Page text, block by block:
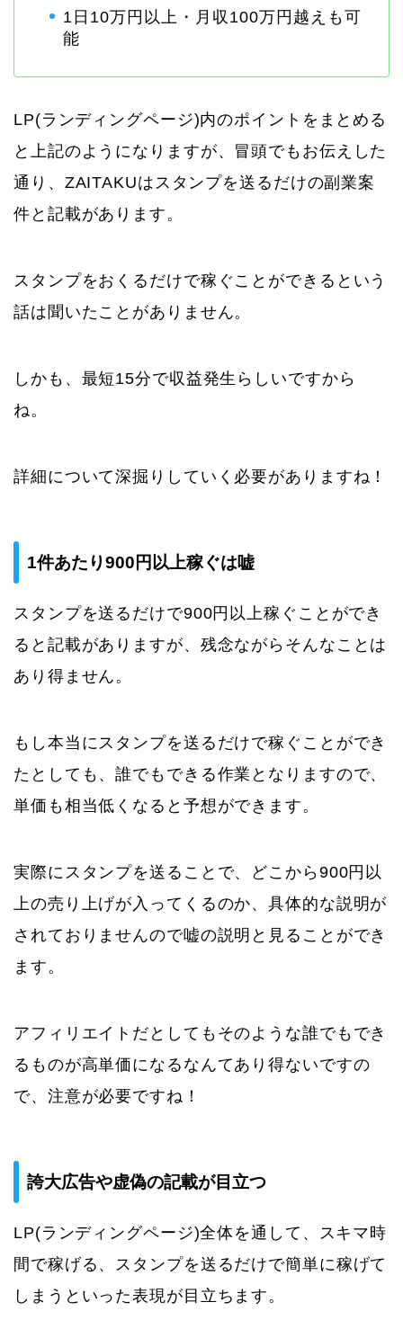
1日10万円以上・月収100万円越えも可
能
LP(ランディングページ)内のポイントをまとめる
と上記のようになりますが、冒頭でもお伝えした
通り、ZAITAKUはスタンプを送るだけの副業案
件と記載があります。
スタンプをおくるだけで稼ぐことができるという
話は聞いたことがありません。
しかも、最短15分で収益発生らしいですから
ね。
詳細について深掘りしていく必要がありますね！
1件あたり900円以上稼ぐは嘘
スタンプを送るだけで900円以上稼ぐことができ
ると記載がありますが、残念ながらそんなことは
あり得ません。
もし本当にスタンプを送るだけで稼ぐことができ
たとしても、誰でもできる作業となりますので、
単価も相当低くなると予想ができます。
実際にスタンプを送ることで、どこから900円以
上の売り上げが入ってくるのか、具体的な説明が
されておりませんので嘘の説明と見ることができ
ます。
アフィリエイトだとしてもそのような誰でもでき
るものが高単価になるなんてあり得ないですの
で、注意が必要ですね！
誇大広告や虚偽の記載が目立つ
LP(ランディングページ)全体を通して、スキマ時
間で稼げる、スタンプを送るだけで簡単に稼げて
しまうといった表現が目立ちます。